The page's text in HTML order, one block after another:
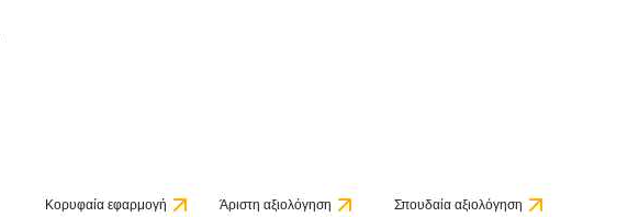
Κορυφαία εφαρμογή Άριστη αξιολόγηση Σπουδαία αξιολόγηση